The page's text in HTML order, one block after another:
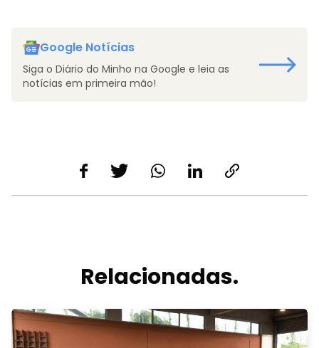
Google Notícias
Siga o Diário do Minho na Google e leia as
notícias em primeira mão!
Relacionadas.